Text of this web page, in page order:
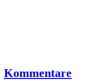
Kommentare